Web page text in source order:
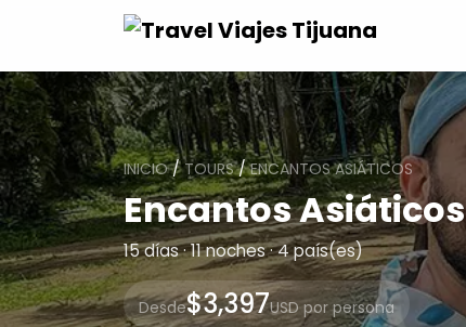
INICIO/TOURS/ENCANTOS ASIÁTICOS
Encantos Asiáticos
15 días · 11 noches · 4 país(es)
Desde$3,397USD por persona